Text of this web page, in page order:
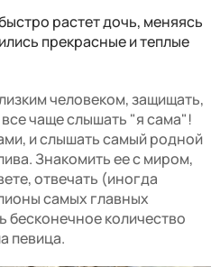
растет дочь, меняясь
прекрасные и теплые
человеком, защищать,
чаще слышать "я сама"!
и слышать самый родной
Знакомить ее с миром,
отвечать (иногда
самых главных
бесконечное количество
певица.